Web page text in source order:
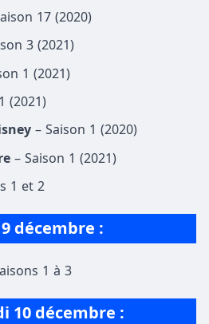
17 (2020)
3 (2021)
1 (2021)
(2021)
– Saison 1 (2020)
– Saison 1 (2021)
1 et 2
décembre :
1 à 3
10 décembre :